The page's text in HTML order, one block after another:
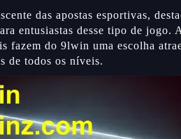
das apostas esportivas,
entusiastas desse tipo de jogo.
fazem do 9lwin uma escolha
de todos os níveis.